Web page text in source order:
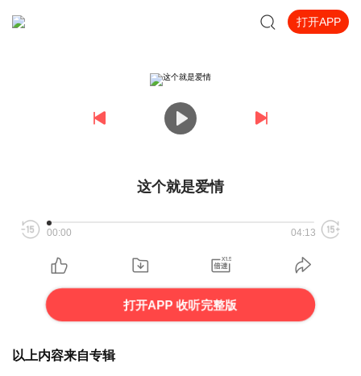
打开APP
这个就是爱情
00:00 04:13
打开APP 收听完整版
以上内容来自专辑